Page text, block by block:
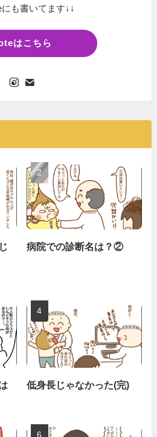
も書いてます↓↓
はこちら
病院での診断名は？②
低身長じゃなかった(完)